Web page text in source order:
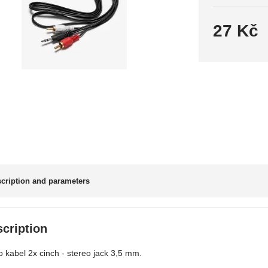
27 Kč
and parameters
kabel 2x cinch - stereo jack 3,5 mm.